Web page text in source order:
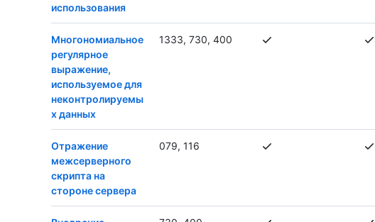
использования
Многономиальное
регулярное
выражение,
используемое для
неконтролируемы
х данных
1333, 730, 400
Отражение
межсерверного
скрипта на
стороне сервера
079, 116